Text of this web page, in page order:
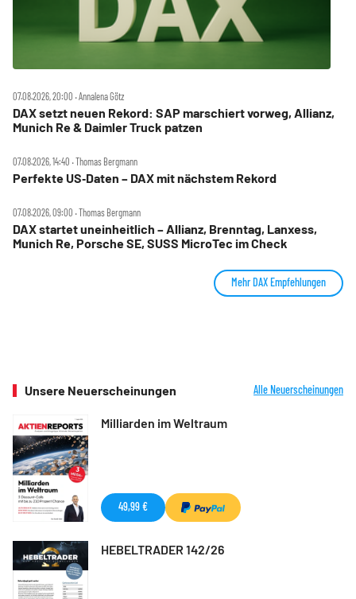
07.08.2026, 20:00 ‧ Annalena Götz
DAX setzt neuen Rekord: SAP marschiert vorweg, Allianz,
Munich Re & Daimler Truck patzen
07.08.2026, 14:40 ‧ Thomas Bergmann
Perfekte US‑Daten – DAX mit nächstem Rekord
07.08.2026, 09:00 ‧ Thomas Bergmann
DAX startet uneinheitlich – Allianz, Brenntag, Lanxess,
Munich Re, Porsche SE, SUSS MicroTec im Check
Mehr DAX Empfehlungen
Unsere Neuerscheinungen Alle Neuerscheinungen
Milliarden im Weltraum
49,99 €
HEBELTRADER 142/26